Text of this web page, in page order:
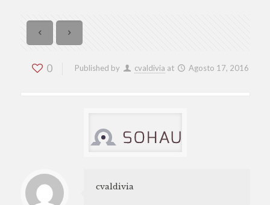
0 Published by cvaldivia at Agosto 17, 2016
cvaldivia